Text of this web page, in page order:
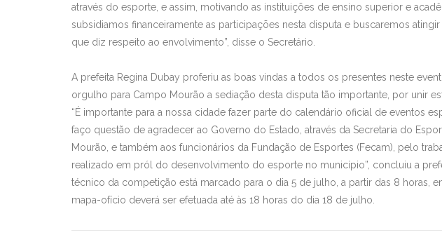
através do esporte, e assim, motivando as instituições de ensino superior e
subsidiamos financeiramente as participações nesta disputa e buscaremos
que diz respeito ao envolvimento”, disse o Secretário.
A prefeita Regina Dubay proferiu as boas vindas a todos os presentes neste
orgulho para Campo Mourão a sediação desta disputa tão importante, por unir
“É importante para a nossa cidade fazer parte do calendário oficial de eventos
faço questão de agradecer ao Governo do Estado, através da Secretaria do
Mourão, e também aos funcionários da Fundação de Esportes (Fecam), pelo
realizado em pról do desenvolvimento do esporte no município”, concluiu a
técnico da competição está marcado para o dia 5 de julho, a partir das 8 horas,
mapa-ofício deverá ser efetuada até às 18 horas do dia 18 de julho.